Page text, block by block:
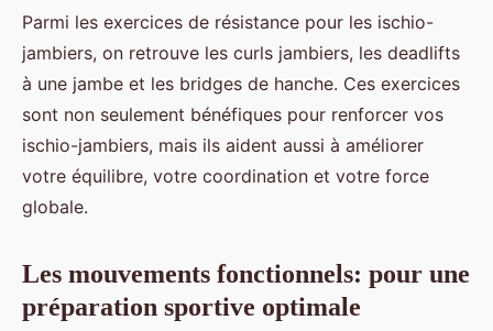
Parmi les exercices de résistance pour les ischio-
jambiers, on retrouve les curls jambiers, les deadlifts
à une jambe et les bridges de hanche. Ces exercices
sont non seulement bénéfiques pour renforcer vos
ischio-jambiers, mais ils aident aussi à améliorer
votre équilibre, votre coordination et votre force
globale.
Les mouvements fonctionnels: pour une
préparation sportive optimale